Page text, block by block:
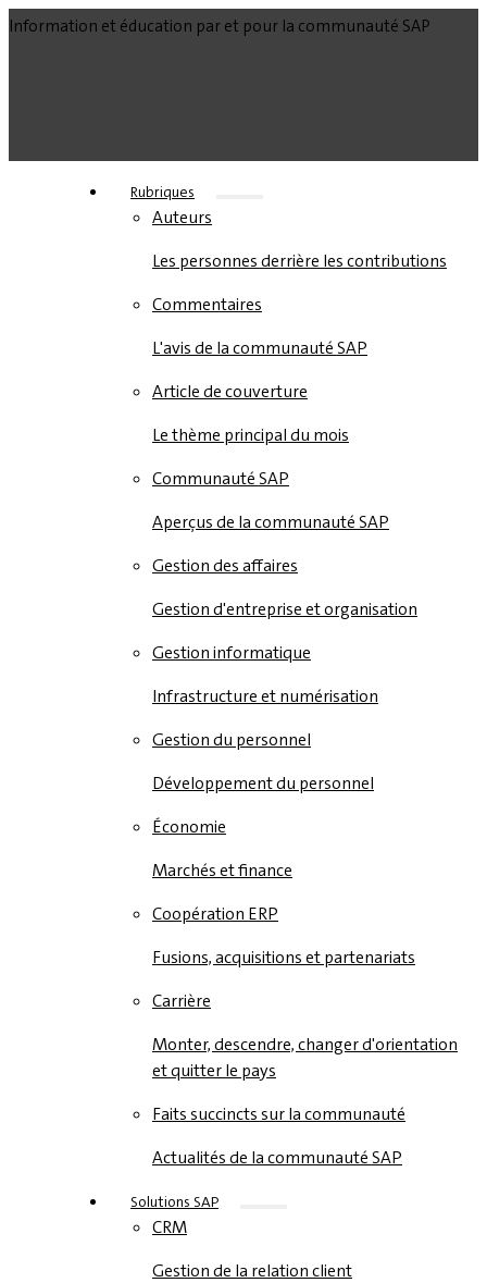
Information et éducation par et pour la communauté SAP
Rubriques
Auteurs
Les personnes derrière les contributions
Commentaires
L'avis de la communauté SAP
Article de couverture
Le thème principal du mois
Communauté SAP
Aperçus de la communauté SAP
Gestion des affaires
Gestion d'entreprise et organisation
Gestion informatique
Infrastructure et numérisation
Gestion du personnel
Développement du personnel
Économie
Marchés et finance
Coopération ERP
Fusions, acquisitions et partenariats
Carrière
Monter, descendre, changer d'orientation
et quitter le pays
Faits succincts sur la communauté
Actualités de la communauté SAP
Solutions SAP
CRM
Gestion de la relation client